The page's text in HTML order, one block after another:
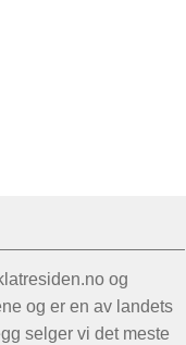
og
og er en av landets
selger vi det meste